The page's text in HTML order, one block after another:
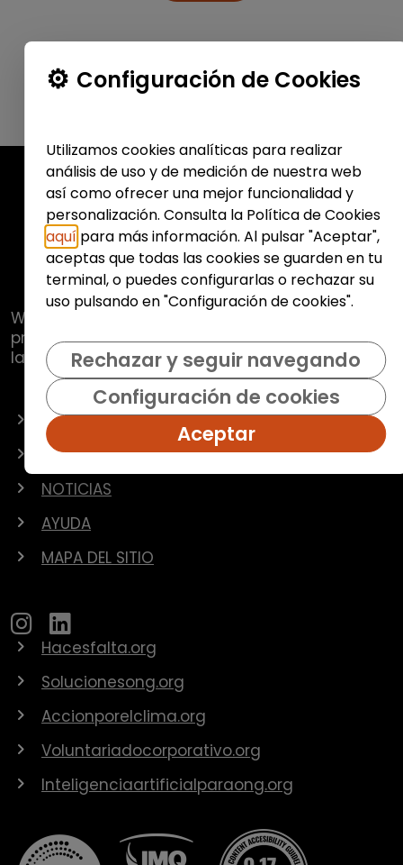
Web de
pretende promover y fomentar la inclusión
laboral de colectivos vulnerables.
OFERTAS
EMPRESAS
NOTICIAS
AYUDA
MAPA DEL SITIO
Hacesfalta.org
Solucionesong.org
Accionporelclima.org
Voluntariadocorporativo.org
Inteligenciaartificialparaong.org
Configuración de Cookies
Utilizamos cookies analíticas para realizar
análisis de uso y de medición de nuestra web
así como ofrecer una mejor funcionalidad y
personalización. Consulta la Política de Cookies
aquí para más información. Al pulsar "Aceptar",
aceptas que todas las cookies se guarden en tu
terminal, o puedes configurarlas o rechazar su
uso pulsando en "Configuración de cookies".
Rechazar y seguir navegando
Configuración de cookies
Aceptar